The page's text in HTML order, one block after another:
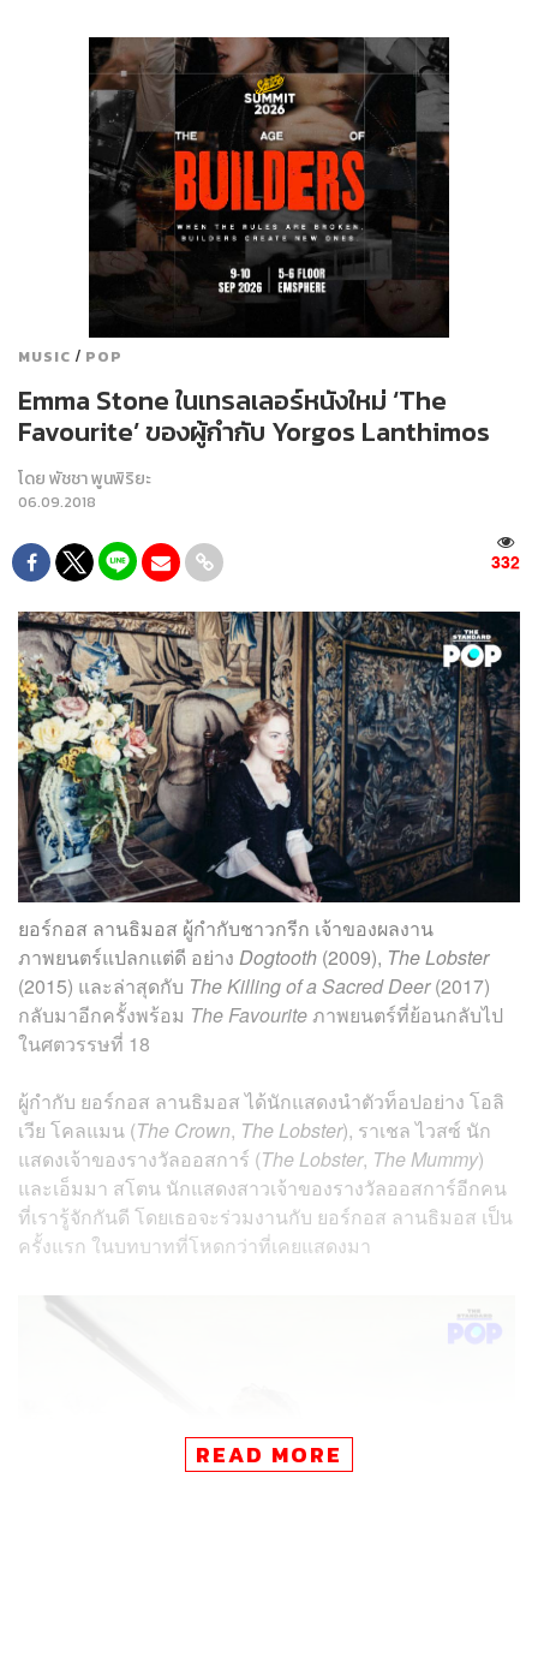
MUSIC / POP
Emma Stone ในเทรลเลอร์หนังใหม่ ‘The
Favourite’ ของผู้กำกับ Yorgos Lanthimos
โดยพัชชา พูนพิริยะ
06.09.2018
332
ยอร์กอส ลานธิมอส ผู้กำกับชาวกรีก เจ้าของผลงาน
ภาพยนตร์แปลกแต่ดี อย่าง Dogtooth (2009), The Lobster
(2015) และล่าสุดกับ The Killing of a Sacred Deer(2017)
กลับมาอีกครั้งพร้อม The Favouriteภาพยนตร์ที่ย้อนกลับไป
ในศตวรรษที่ 18
ผู้กำกับ ยอร์กอส ลานธิมอส ได้นักแสดงนำตัวท็อปอย่าง โอลิ
เวีย โคลแมน (The Crown, The Lobster), ราเชล ไวสซ์ นัก
แสดงเจ้าของรางวัลออสการ์ (The Lobster, The Mummy)
และเอ็มมา สโตน นักแสดงสาวเจ้าของรางวัลออสการ์อีกคน
ที่เรารู้จักกันดี โดยเธอจะร่วมงานกับ ยอร์กอส ลานธิมอส เป็น
ครั้งแรก ในบทบาทที่โหดกว่าที่เคยแสดงมา
READ MORE